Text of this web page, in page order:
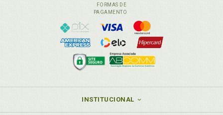
FORMAS DE
PAGAMENTO
INSTITUCIONAL